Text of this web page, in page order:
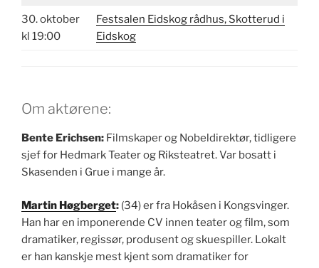
30. oktober
kl 19:00
Festsalen Eidskog rådhus, Skotterud i
Eidskog
Om aktørene:
Bente Erichsen: Filmskaper og Nobeldirektør, tidligere
sjef for Hedmark Teater og Riksteatret. Var bosatt i
Skasenden i Grue i mange år.
Martin Høgberget: (34) er fra Hokåsen i Kongsvinger.
Han har en imponerende CV innen teater og film, som
dramatiker, regissør, produsent og skuespiller. Lokalt
er han kanskje mest kjent som dramatiker for